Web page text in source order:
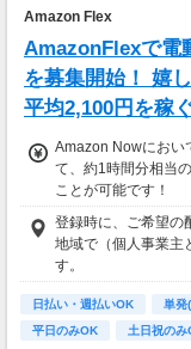
Amazon Flex
AmazonFlexで電
を募集開始！ 嬉
平均2,100円を稼
Amazon Nowにおい
て、約1時間分相当
ことが可能です！
登録時に、ご希望の
地域で（個人事業主
す。
日払い・週払いOK 単発
平日のみOK
土日祝のみ